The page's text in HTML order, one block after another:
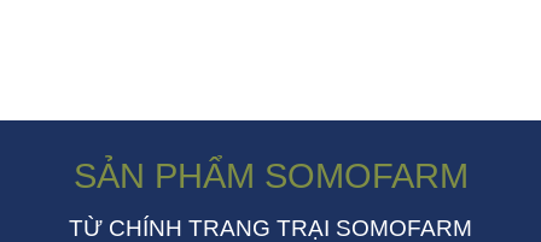
SẢN PHẨM SOMOFARM
TỪ CHÍNH TRANG TRẠI SOMOFARM